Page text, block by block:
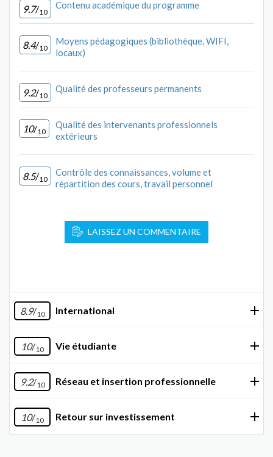
9.7/10
Contenu académique du programme
8.4/10
Moyens pédagogiques (bibliothèque, WIFI,
locaux)
9.2/10
Qualité des professeurs permanents
10/10
Qualité des intervenants professionnels
extérieurs
8.5/10
Contrôle des connaissances, volume et
répartition des cours, travail personnel
LAISSEZ UN COMMENTAIRE
8.9/10 International
10/10 Vie étudiante
9.2/10 Réseau et insertion professionnelle
10/10 Retour sur investissement